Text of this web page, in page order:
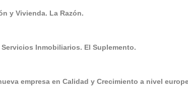
y Vivienda. La Razón.
Inmobiliarios. El Suplemento.
empresa en Calidad y Crecimiento a nivel